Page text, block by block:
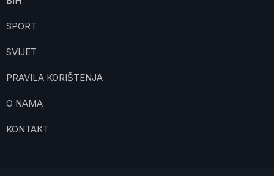
SPORT
SVIJET
PRAVILA KORIŠTENJA
O NAMA
KONTAKT